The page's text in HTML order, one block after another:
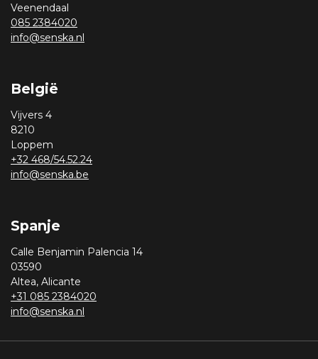
Veenendaal
085 2384020
info@senska.nl
België
Vijvers 4
8210
Loppem
+32 468/54.52.24
info@senska.be
Spanje
Calle Benjamin Palencia 14
03590
Altea, Alicante
+31 085 2384020
info@senska.nl